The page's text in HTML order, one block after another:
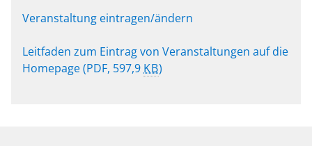
Veranstaltung eintragen/ändern
Leitfaden zum Eintrag von Veranstaltungen auf die
Homepage(PDF, 597,9 KB)